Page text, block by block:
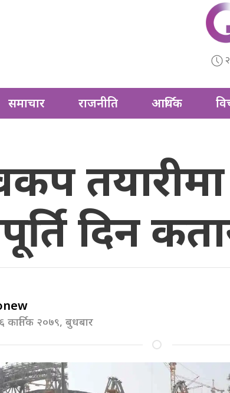
समाचार राजनीति आर्थिक
दिन
कार्तिक २०७९, बुधबार